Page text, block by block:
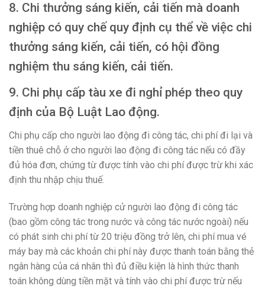
8. Chi thưởng sáng kiến, cải tiến mà doanh
nghiệp có quy chế quy định cụ thể về việc chi
thưởng sáng kiến, cải tiến, có hội đồng
nghiệm thu sáng kiến, cải tiến.
9. Chi phụ cấp tàu xe đi nghỉ phép theo quy
định của Bộ Luật Lao động.
Chi phụ cấp cho người lao động đi công tác, chi phí đi lại và
tiền thuê chỗ ở cho người lao động đi công tác nếu có đầy
đủ hóa đơn, chứng từ được tính vào chi phí được trừ khi xác
định thu nhập chịu thuế.
Trường hợp doanh nghiệp cử người lao động đi công tác
(bao gồm công tác trong nước và công tác nước ngoài) nếu
có phát sinh chi phí từ 20 triệu đồng trở lên, chi phí mua vé
máy bay mà các khoản chi phí này được thanh toán bằng thẻ
ngân hàng của cá nhân thì đủ điều kiện là hình thức thanh
toán không dùng tiền mặt và tính vào chi phí được trừ nếu